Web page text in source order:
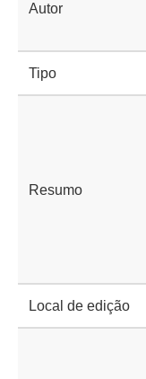
Autor
Tipo
Resumo
Local de edição